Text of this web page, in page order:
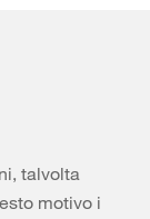
talvolta
motivo i